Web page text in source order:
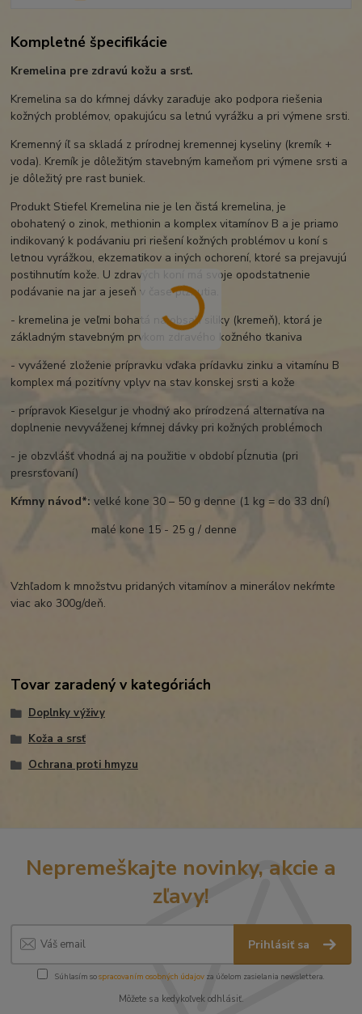
Kompletné špecifikácie
Kremelina pre zdravú kožu a srsť.
Kremelina sa do kŕmnej dávky zaraďuje ako podpora riešenia
kožných problémov, opakujúcu sa letnú vyrážku a pri výmene srsti.
Kremenný íľ sa skladá z prírodnej kremennej kyseliny (kremík +
voda). Kremík je dôležitým stavebným kameňom pri výmene srsti a
je dôležitý pre rast buniek.
Produkt Stiefel Kremelina nie je len čistá kremelina, je
obohatený o zinok, methionin a komplex vitamínov B a je priamo
indikovaný k podávaniu pri riešení kožných problémov u koní s
letnou vyrážkou, ekzematikov a iných ochorení, ktoré sa prejavujú
postihnutím kože. U zdravých koní má svoje opodstatnenie
podávanie na jar a jeseň v čase pĺznutia.
- kremelina je veľmi bohatá na obsah siliky (kremeň), ktorá je
základným stavebným prvkom zdravého kožného tkaniva
- vyvážené zloženie prípravku vďaka prídavku zinku a vitamínu B
komplex má pozitívny vplyv na stav konskej srsti a kože
- prípravok Kieselgur je vhodný ako prírodzená alternatíva na
doplnenie nevyváženej kŕmnej dávky pri kožných problémoch
- je obzvlášť vhodná aj na použitie v období pĺznutia (pri
presrsťovaní)
Kŕmny návod*: velké kone 30 – 50 g denne (1 kg = do 33 dní)
malé kone 15 - 25 g / denne
Vzhľadom k množstvu pridaných vitamínov a minerálov nekŕmte
viac ako 300g/deň.
Tovar zaradený v kategóriách
Doplnky výživy
Koža a srsť
Ochrana proti hmyzu
Nepremeškajte novinky, akcie a
zľavy!
Prihlásiť sa
Súhlasím sospracovaním osobných údajov za účelom zasielania newslettera.
Môžete sa kedykoľvek odhlásiť.